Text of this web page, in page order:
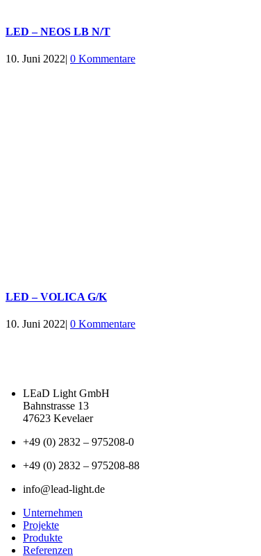
LED – NEOS LB N/T
10. Juni 2022| 0 Kommentare
LED – VOLICA G/K
10. Juni 2022| 0 Kommentare
LEaD Light GmbH
Bahnstrasse 13
47623 Kevelaer
+49 (0) 2832 – 975208-0
+49 (0) 2832 – 975208-88
info@lead-light.de
Unternehmen
Projekte
Produkte
Referenzen